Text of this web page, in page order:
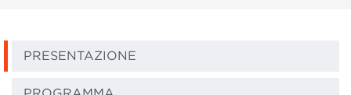
PRESENTAZIONE